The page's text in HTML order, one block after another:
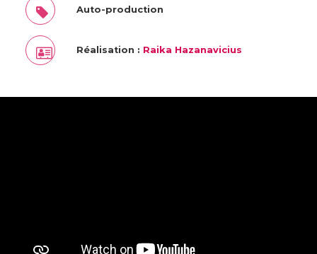
Auto-production
Réalisation : Raika Hazanavicius